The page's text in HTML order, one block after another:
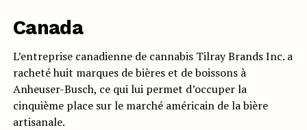
Canada
L’entreprise canadienne de cannabis Tilray Brands Inc. a
racheté huit marques de bières et de boissons à
Anheuser-Busch, ce qui lui permet d’occuper la
cinquième place sur le marché américain de la bière
artisanale.